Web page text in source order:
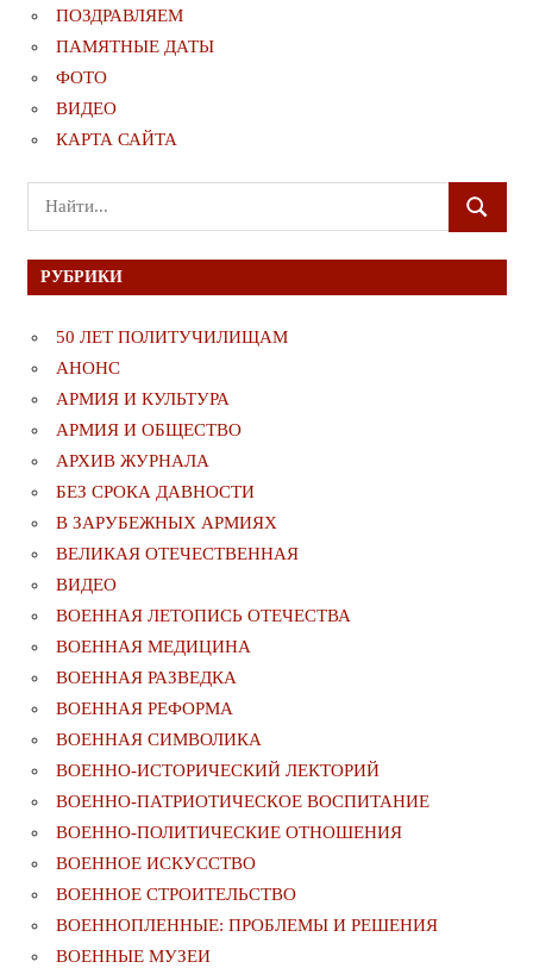
ПОЗДРАВЛЯЕМ
ПАМЯТНЫЕ ДАТЫ
ФОТО
ВИДЕО
КАРТА САЙТА
Поиск
для:
ПОИСК
РУБРИКИ
50 ЛЕТ ПОЛИТУЧИЛИЩАМ
АНОНС
АРМИЯ И КУЛЬТУРА
АРМИЯ И ОБЩЕСТВО
АРХИВ ЖУРНАЛА
БЕЗ СРОКА ДАВНОСТИ
В ЗАРУБЕЖНЫХ АРМИЯХ
ВЕЛИКАЯ ОТЕЧЕСТВЕННАЯ
ВИДЕО
ВОЕННАЯ ЛЕТОПИСЬ ОТЕЧЕСТВА
ВОЕННАЯ МЕДИЦИНА
ВОЕННАЯ РАЗВЕДКА
ВОЕННАЯ РЕФОРМА
ВОЕННАЯ СИМВОЛИКА
ВОЕННО-ИСТОРИЧЕСКИЙ ЛЕКТОРИЙ
ВОЕННО-ПАТРИОТИЧЕСКОЕ ВОСПИТАНИЕ
ВОЕННО-ПОЛИТИЧЕСКИE ОТНОШЕНИЯ
ВОЕННОЕ ИСКУССТВО
ВОЕННОЕ СТРОИТЕЛЬСТВО
ВОЕННОПЛЕННЫЕ: ПРОБЛЕМЫ И РЕШЕНИЯ
ВОЕННЫЕ МУЗЕИ